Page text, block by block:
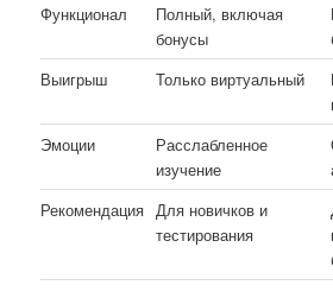
Функционал
Полный, включая
бонусы
Выигрыш
Только виртуальный
Эмоции
Расслабленное
изучение
Рекомендация Для новичков и
тестирования